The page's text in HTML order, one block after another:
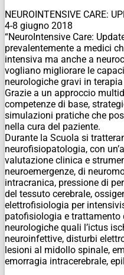
NEUROINTENSIVE CARE:
4-8 giugno 2018
“NeuroIntensive Care:
prevalentemente a medici
intensiva ma anche a
vogliano migliorare le
neurologiche gravi in
Grazie a un approccio
competenze di base,
simulazioni pratiche che
nella cura del paziente.
Durante la Scuola si
neurofisiopatologia, con
valutazione clinica e
neuroemergenze, di
intracranica, pressione di
del tessuto cerebrale,
elettrofisiologia per
patofisiologia e trattamento
neurologiche quali l’ictus
neuroinfettive, disturbi
lesioni al midollo spinale,
emorragia intracerebrale,